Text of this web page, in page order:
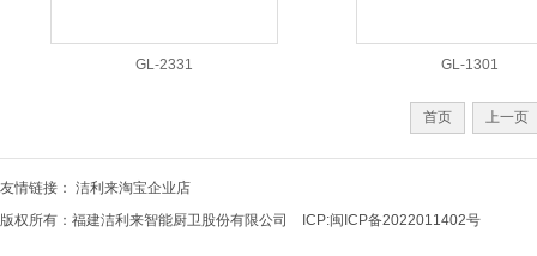
GL-2331 GL-1301
首页 上一页
友情链接： 洁利来淘宝企业店
版权所有：福建洁利来智能厨卫股份有限公司 ICP:闽ICP备2022011402号